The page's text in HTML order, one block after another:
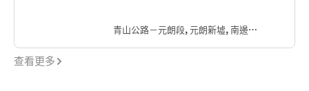
查看更多
青山公路－元朗段, 元朗新墟, 南邊圍, 元朗區, 新界, 香港, 中国